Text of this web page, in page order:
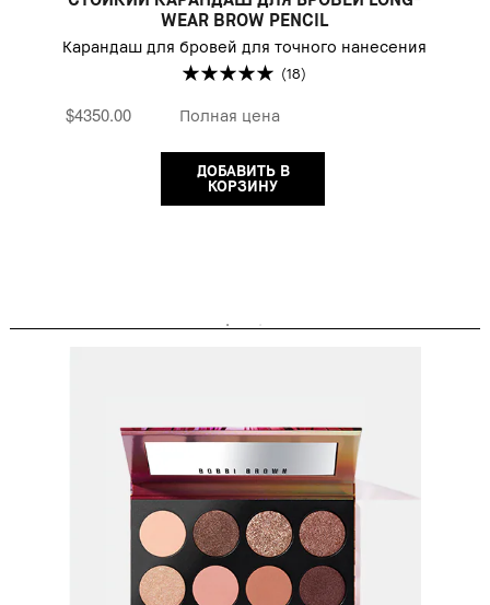
WEAR BROW PENCIL
Карандаш для бровей для точного нанесения
(18)
$4350.00 Полная цена
ДОБАВИТЬ В
КОРЗИНУ